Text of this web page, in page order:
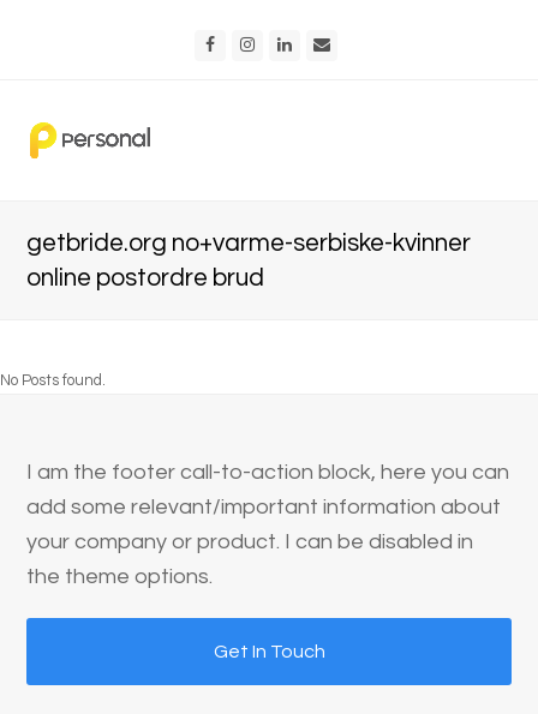
FacebookInstagram
LinkedIn
getbride.org no+varme-serbiske-kvinner
online postordre brud
No Posts found.
I am the footer call-to-action block, here you can
add some relevant/important information about
your company or product. I can be disabled in
the theme options.
Get In Touch